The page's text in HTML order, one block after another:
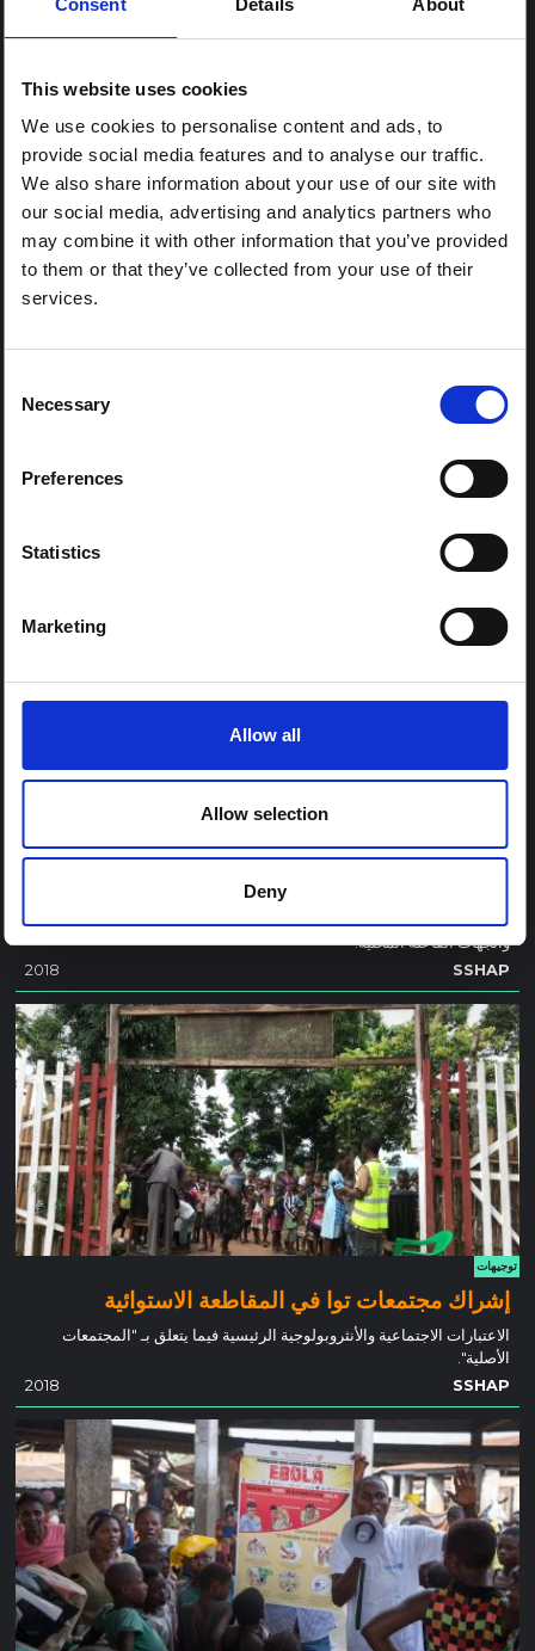
This website uses cookies
We use cookies to personalise content and ads, to
provide social media features and to analyse our traffic.
We also share information about your use of our site with
our social media, advertising and analytics partners who
may combine it with other information that you’ve provided
to them or that they’ve collected from your use of their
services.
Selection
Necessary
Preferences
Statistics
Marketing
Allow all
Allow selection
Deny
2018
ممارسات الدفن والجنازة والحداد في مقاطعة شمال
الاعتبارات الاجتماعية والثقافية الرئيسية للأحداث المتعلقة بالوفاة والدفن
والجنازات (الطقوس أو الاحتفالات) والحداد.
سياق مقاطعة شمال كيفو، جمهورية الكونغو
الاعتبارات الرئيسية حول سياق مقاطعة شمال كيفو بما في ذلك انعدام الأمن
والجهات الفاعلة المحلية.
SSHAP
2018
توجيهات
إشراك مجتمعات توا في المقاطعة الاستوائية
الاعتبارات الاجتماعية والأنثروبولوجية الرئيسية فيما يتعلق بـ "المجتمعات
الأصلية".
SSHAP
2018